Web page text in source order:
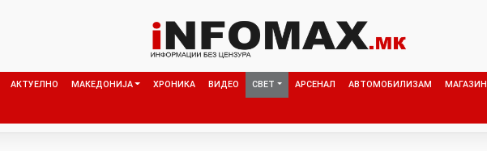
АКТУЕЛНО МАКЕДОНИЈА ХРОНИКА ВИДЕО СВЕТ АРСЕНАЛ АВТОМОБИЛИЗАМ МАГАЗИН